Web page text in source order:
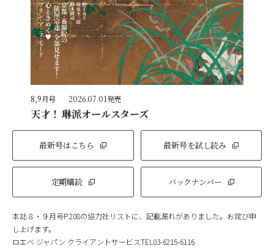
8,9月号 2026.07.01発売
天才！ 琳派オールスターズ
最新号はこちら 最新号を試し読み
定期購読 バックナンバー
本誌８・９月号P.208の協力社リストに、記載漏れがありました。お詫び申
し上げます。
ロエベ ジャパン クライアントサービスTEL03-6215-6116